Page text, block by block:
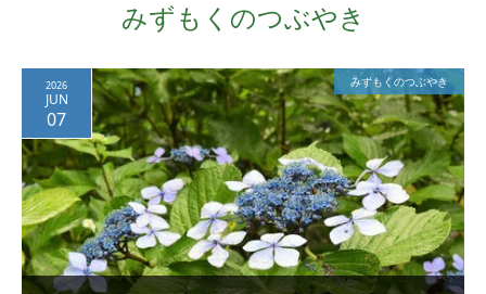
みずもくのつぶやき
2026
JUN
07
みずもくのつぶやき